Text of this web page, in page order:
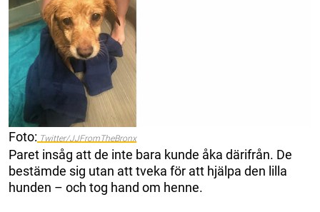
Foto: Twitter/JJFromTheBronx
Paret insåg att de inte bara kunde åka därifrån. De
bestämde sig utan att tveka för att hjälpa den lilla
hunden – och tog hand om henne.